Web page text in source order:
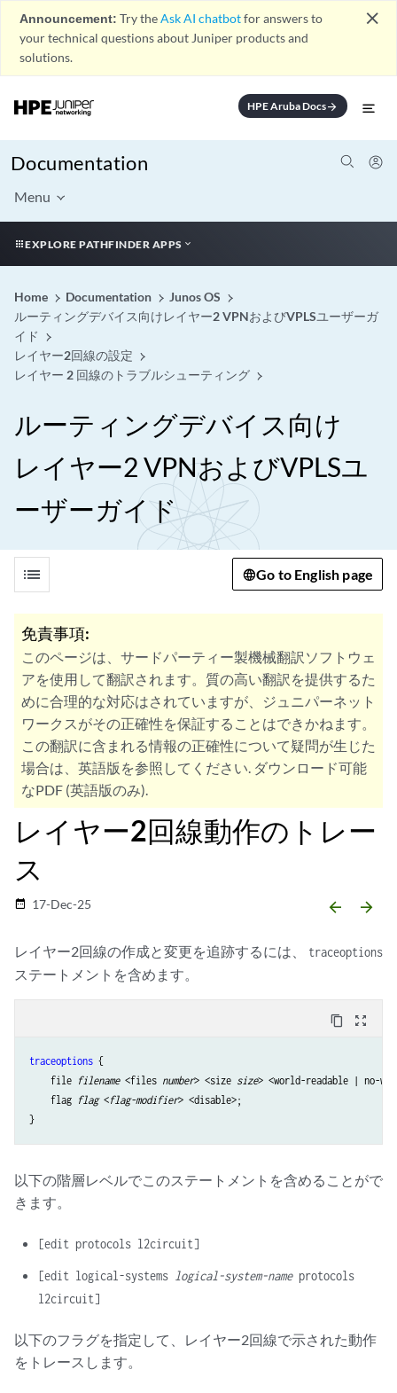
Announcement: Try theAsk AI chatbotfor answers to
your technical questions about Juniper products and
solutions.
close
HPE Aruba Docsarrow_forward
Documentation
Menu
EXPLORE PATHFINDER APPS
Home Documentation
Junos OS
ルーティングデバイス向けレイヤー2 VPNおよびVPLSユーザーガ
イド
レイヤー2回線の設定
レイヤー 2 回線のトラブルシューティング
ルーティングデバイス向け
レイヤー2 VPNおよびVPLSユ
ーザーガイド
list Go to English page
免責事項:
このページは、サードパーティー製機械翻訳ソフトウェ
アを使用して翻訳されます。質の高い翻訳を提供するた
めに合理的な対応はされていますが、ジュニパーネット
ワークスがその正確性を保証することはできかねます。
この翻訳に含まれる情報の正確性について疑問が生じた
場合は、英語版を参照してください. ダウンロード可能
なPDF (英語版のみ).
レイヤー2回線動作のトレー
ス
date_range 17-Dec-25 arrow_backward arrow_forward
レイヤー2回線の作成と変更を追跡するには、 traceoptions
ステートメントを含めます。
content_copy zoom_out_map
traceoptions {
    file
filename <files number> <size size> <world-readable | no-
    flag
flag <flag-modifier> <disable>;
以下の階層レベルでこのステートメントを含めることがで
きます。
[edit protocols l2circuit]
[edit logical-systems logical-system-nameprotocols
l2circuit]
以下のフラグを指定して、レイヤー2回線で示された動作
をトレースします。